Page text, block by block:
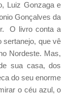
Luiz Gonzaga e
Gonçalves da
O livro conta a
sertanejo, que vê
Nordeste. Mas,
sua casa, dos
do seu enorme
o céu azul, o